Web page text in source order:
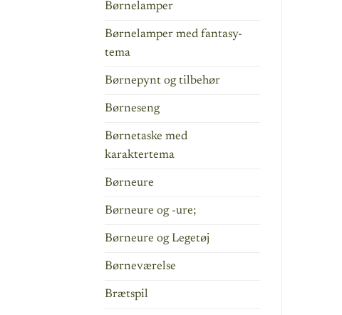
Børnelamper
Børnelamper med fantasy-
tema
Børnepynt og tilbehør
Børneseng
Børnetaske med
karaktertema
Børneure
Børneure og -ure;
Børneure og Legetøj
Børneværelse
Brætspil